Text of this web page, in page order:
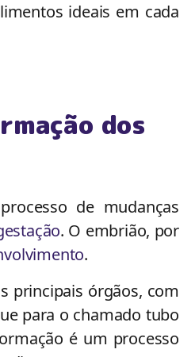
ideais em cada
dos
de mudanças
. O embrião, por
.
principais órgãos, com
para o chamado tubo
é um processo